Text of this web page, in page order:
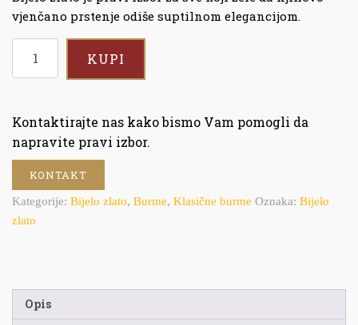
vjenčano prstenje odiše suptilnom elegancijom.
KUPI
Kontaktirajte nas kako bismo Vam pomogli da
napravite pravi izbor.
KONTAKT
Kategorije: Bijelo zlato, Burme, Klasične burme Oznaka: Bijelo
zlato
Opis